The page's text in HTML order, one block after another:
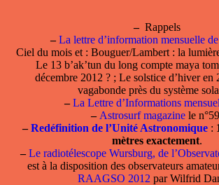
–Rappels
– La lettre d’information mensuelle
Ciel du mois et : Bouguer/Lambert : la
Le 13 b’ak’tun du long compte maya
décembre 2012 ? ; Le solstice d’hiver en
vagabonde près du système
– La Lettre d’Informations
– Astrosurf magazine le
– Redéfinition de l’Unité Astronomique:
mètres exactement.
– Le radiotélescope Wursburg, de
est à la disposition des observateurs
RAAGSO 2012 par Wilfrid